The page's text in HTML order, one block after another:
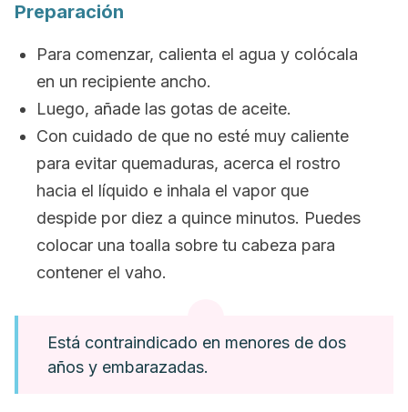
Preparación
Para comenzar, calienta el agua y colócala
en un recipiente ancho.
Luego, añade las gotas de aceite.
Con cuidado de que no esté muy caliente
para evitar quemaduras, acerca el rostro
hacia el líquido e inhala el vapor que
despide por diez a quince minutos. Puedes
colocar una toalla sobre tu cabeza para
contener el vaho.
Está contraindicado en menores de dos
años y embarazadas.